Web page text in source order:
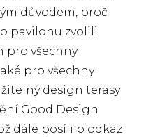
důvodem, proč
pavilonu zvolili
pro všechny
pro všechny
design terasy
Good Design
dále posílilo odkaz